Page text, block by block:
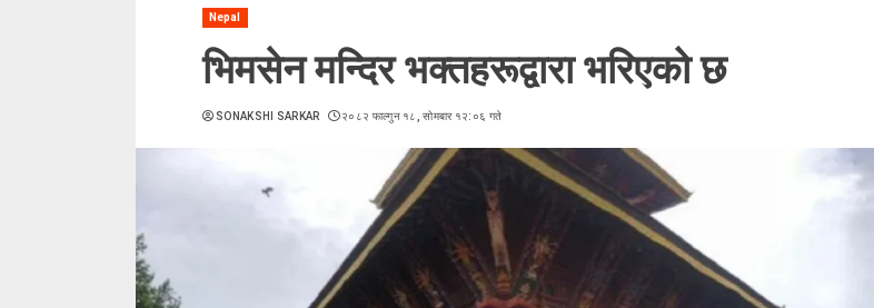
Nepal
भिमसेन मन्दिर भक्तहरूद्वारा भरिएको छ
SONAKSHI SARKAR २०८२ फाल्गुन १८, सोमबार १२:०६ गते